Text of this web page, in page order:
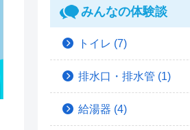
みんなの体験談
トイレ (7)
排水口・排水管 (1)
給湯器 (4)